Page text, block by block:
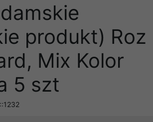
produkt) Roz
Mix Kolor
5 szt